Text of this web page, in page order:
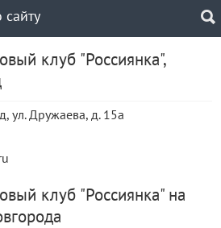
клуб "Россиянка",
ул. Дружаева, д. 15а
клуб "Россиянка" на